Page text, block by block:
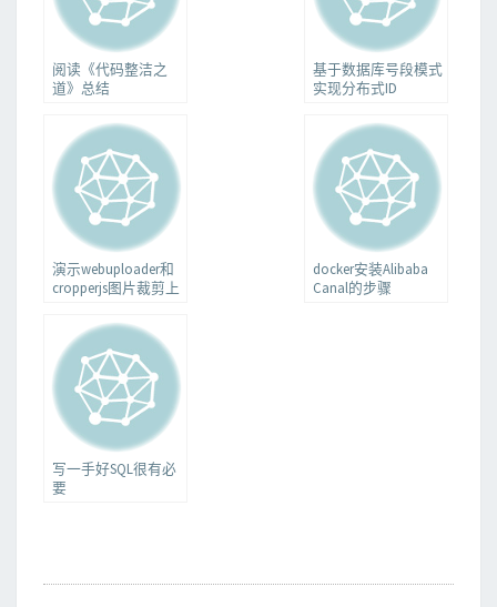
阅读《代码整洁之
道》总结
基于数据库号段模式
实现分布式ID
演示webuploader和
cropperjs图片裁剪上
docker安装Alibaba
Canal的步骤
写一手好SQL很有必
要